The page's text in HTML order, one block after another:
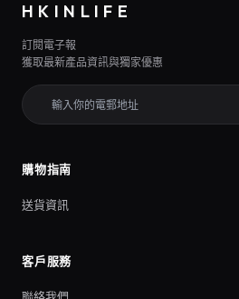
HKINLIFE
訂閱電子報
獲取最新產品資訊與獨家優惠
購物指南
送貨資訊
客戶服務